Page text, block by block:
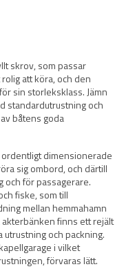
skrov, som passar
att köra, och den
sin storleksklass. Jämn
standardutrustning och
båtens goda
dimensionerade
sig ombord, och därtill
och för passagerare.
fiske, som till
mellan hemmahamn
finns ett rejält
och packning.
i vilket
förvaras lätt.